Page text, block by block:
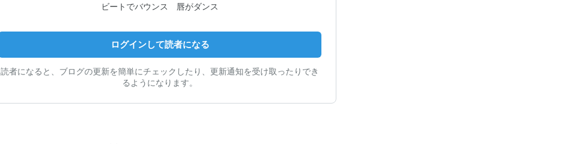
ビートでバウンス 唇がダンス
ログインして読者になる
読者になると、ブログの更新を簡単にチェックしたり、更新通知を受け取ったりでき
るようになります。